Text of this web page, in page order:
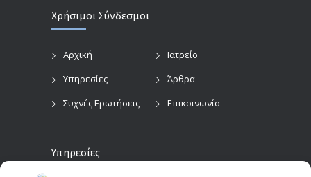
Χρήσιμοι Σύνδεσμοι
Αρχική
Ιατρείο
Υπηρεσίες
Άρθρα
Συχνές Ερωτήσεις
Επικοινωνία
Υπηρεσίες